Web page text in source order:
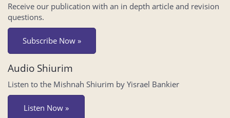
Receive our publication with an in depth article and revision
questions.
Subscribe Now »
Audio Shiurim
Listen to the Mishnah Shiurim by Yisrael Bankier
Listen Now »